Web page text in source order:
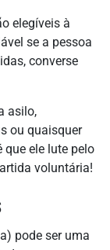
elegíveis à
se a pessoa
converse
asilo,
ou quaisquer
que ele lute pelo
voluntária!
pode ser uma